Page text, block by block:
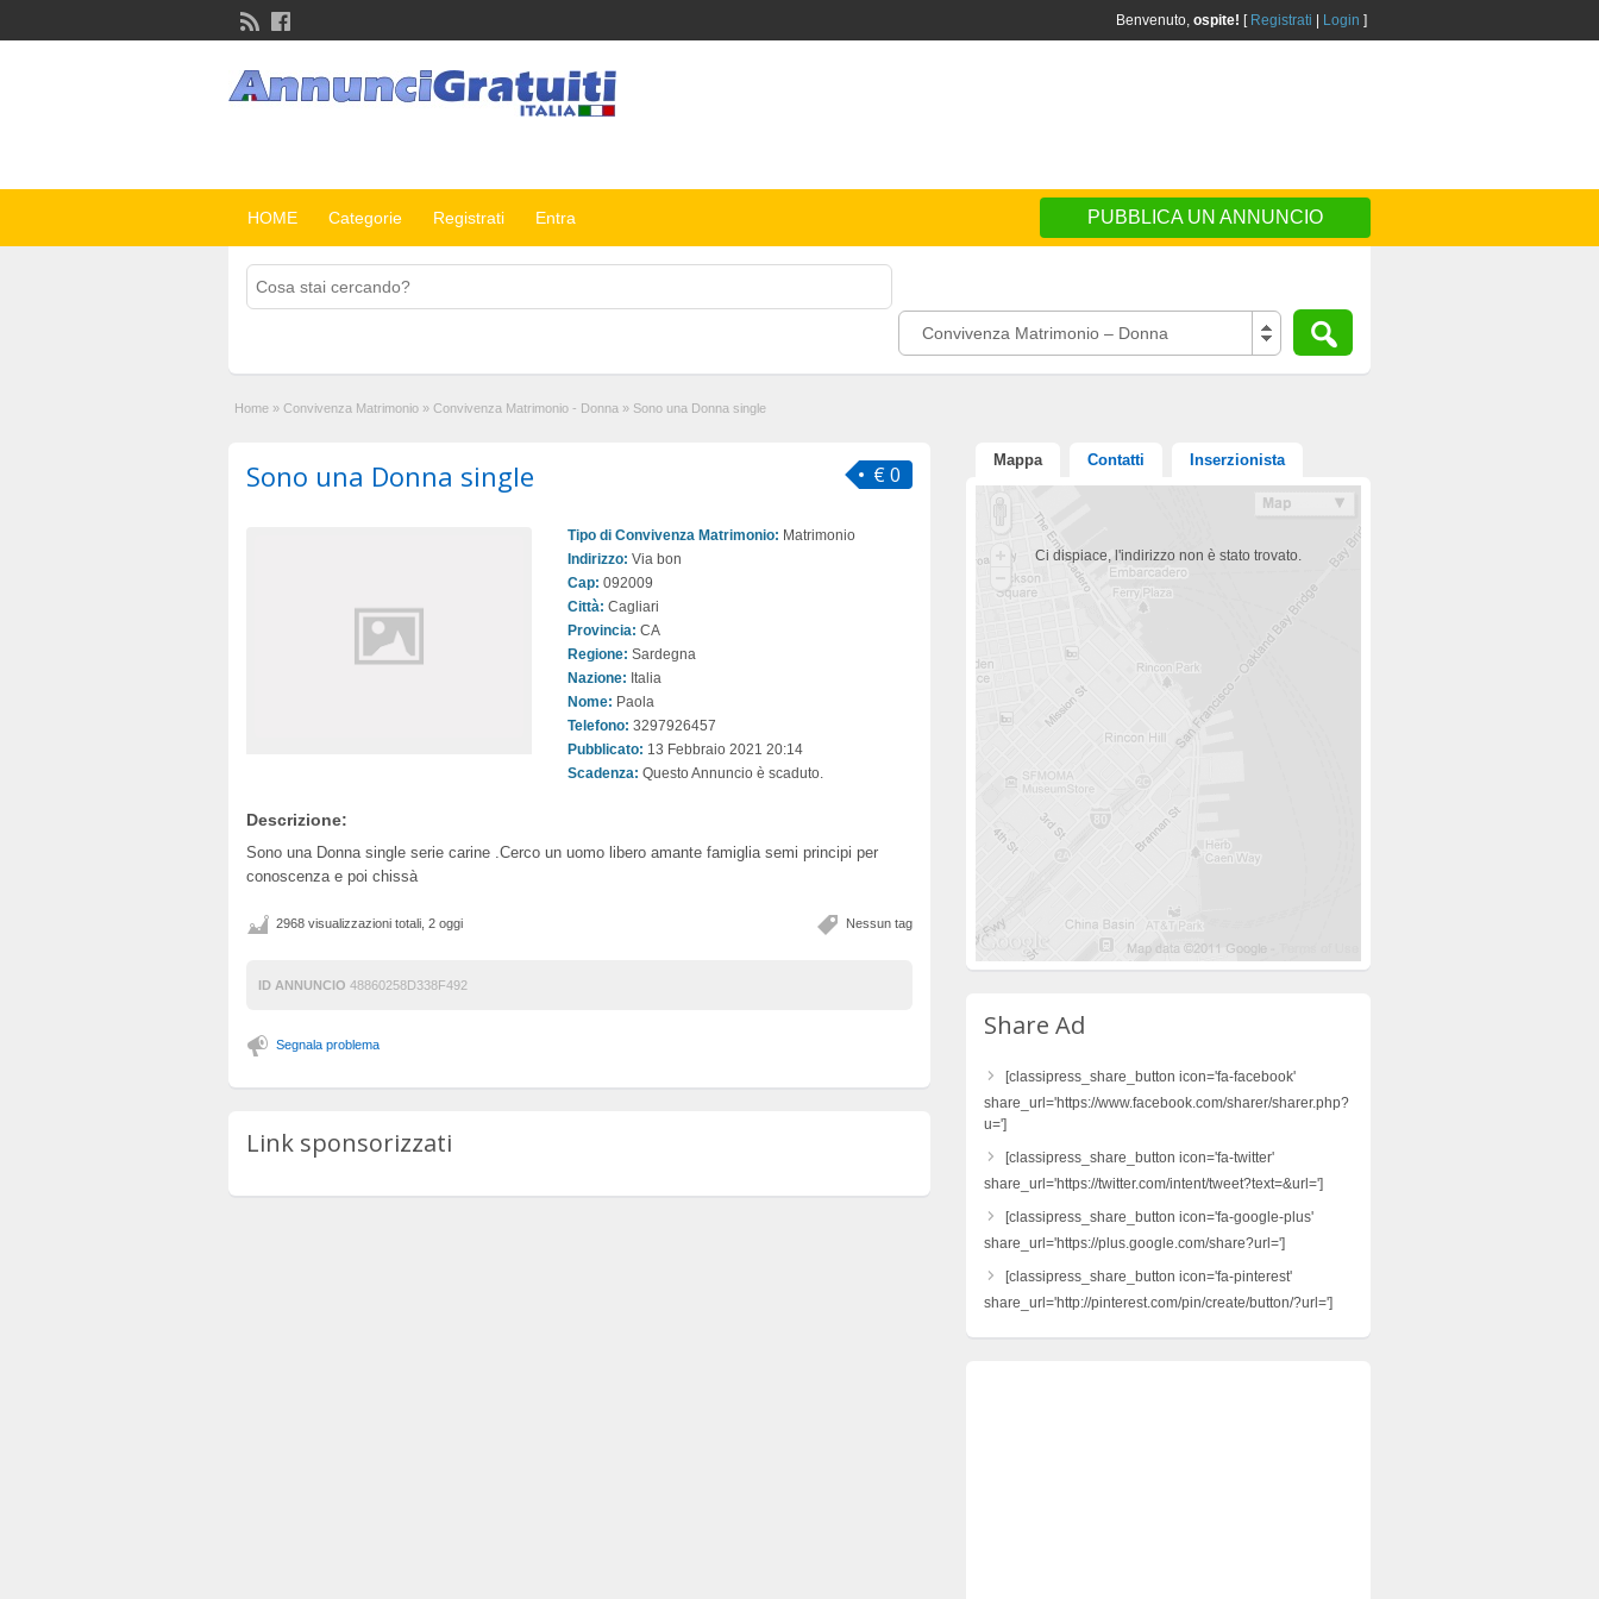
Benvenuto, ospite! [ Registrati Login ]
HOME Categorie Registrati Entra PUBBLICA UN ANNUNCIO
Convivenza Matrimonio – Donna
Home » Convivenza Matrimonio » Convivenza Matrimonio - Donna » Sono una Donna single
€ 0
Sono una Donna single
Tipo di Convivenza Matrimonio: Matrimonio
Indirizzo: Via bon
Cap: 092009
Città: Cagliari
Provincia: CA
Regione: Sardegna
Nazione: Italia
Nome: Paola
Telefono: 3297926457
Pubblicato: 13 Febbraio 2021 20:14
Scadenza: Questo Annuncio è scaduto.
Descrizione:
Sono una Donna single serie carine .Cerco un uomo libero amante famiglia semi principi per
conoscenza e poi chissà
Nessun tag
2968 visualizzazioni totali, 2 oggi
ID ANNUNCIO 48860258D338F492
Segnala problema
Link sponsorizzati
Mappa Contatti Inserzionista
Ci dispiace, l'indirizzo non è stato trovato.
Share Ad
[classipress_share_button icon='fa-facebook'
share_url='https://www.facebook.com/sharer/sharer.php?
u=']
[classipress_share_button icon='fa-twitter'
share_url='https://twitter.com/intent/tweet?text=&url=']
[classipress_share_button icon='fa-google-plus'
share_url='https://plus.google.com/share?url=']
[classipress_share_button icon='fa-pinterest'
share_url='http://pinterest.com/pin/create/button/?url=']